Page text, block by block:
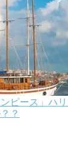
ピース」ハ
？